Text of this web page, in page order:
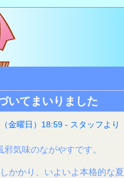
いてまいりました
金曜日）18:59 - スタッフより
気味のながやすです。
かかり、いよいよ本格的な